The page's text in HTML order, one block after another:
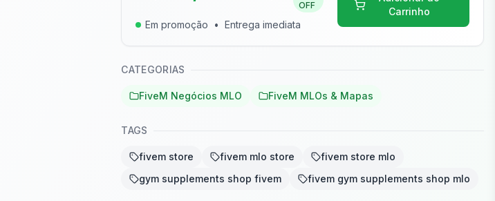
OFF
Em promoção • Entrega imediata
Carrinho
CATEGORIAS
FiveM Negócios MLO FiveM MLOs & Mapas
TAGS
fivem store fivem mlo store
fivem store mlo
gym supplements shop fivem
fivem gym supplements shop mlo